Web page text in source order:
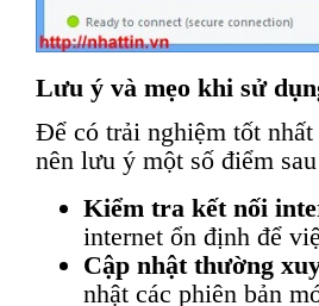
Lưu ý và mẹo khi sử
Để có trải nghiệm tốt
nên lưu ý một số điểm
Kiểm tra kết nối
internet ổn định để
Cập nhật thường
nhật các phiên bản